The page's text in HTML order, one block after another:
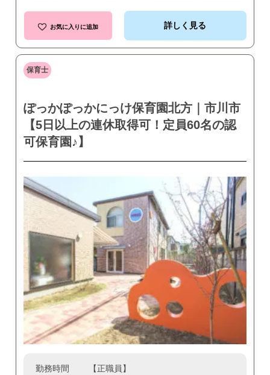
お気に入りに追加 詳しく見る
保育士
ぽっかぽっかにっけ保育園北方｜市川市
【5日以上の連休取得可！定員60名の認
可保育園♪】
勤務時間 【正職員】